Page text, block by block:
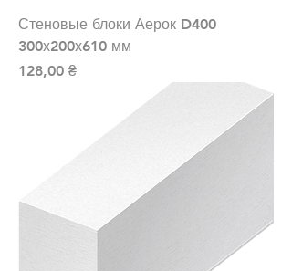
Стеновые блоки Аерок D400
300х200х610 мм
Цена
128,00 ₴